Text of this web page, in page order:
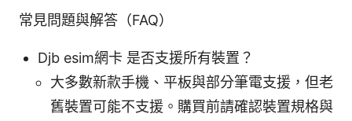
常見問題與解答（FAQ）
Djb esim網卡 是否支援所有裝置？
大多數新款手機、平板與部分筆電支援，但老
舊裝置可能不支援。購買前請確認裝置規格與